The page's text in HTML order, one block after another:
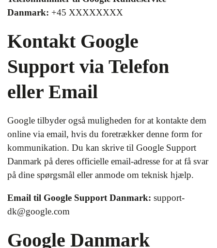
Danmark: +45 XXXXXXXX
Kontakt Google
Support via Telefon
eller Email
Google tilbyder også muligheden for at kontakte dem
online via email, hvis du foretrækker denne form for
kommunikation. Du kan skrive til Google Support
Danmark på deres officielle email-adresse for at få svar
på dine spørgsmål eller anmode om teknisk hjælp.
Email til Google Support Danmark: support-
dk@google.com
Google Danmark